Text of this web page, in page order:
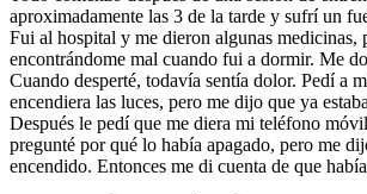
aproximadamente las 3 de la tarde y sufrí un
Fui al hospital y me dieron algunas medicinas,
encontrándome mal cuando fui a dormir. Me
Cuando desperté, todavía sentía dolor. Pedí a
encendiera las luces, pero me dijo que ya
Después le pedí que me diera mi teléfono
pregunté por qué lo había apagado, pero me
encendido. Entonces me di cuenta de que